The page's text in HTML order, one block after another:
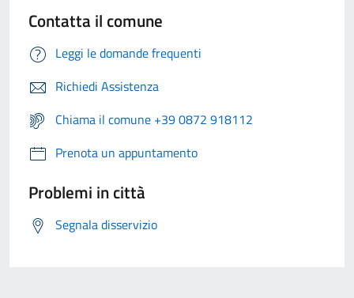
Contatta il comune
Leggi le domande frequenti
Richiedi Assistenza
Chiama il comune +39 0872 918112
Prenota un appuntamento
Problemi in città
Segnala disservizio